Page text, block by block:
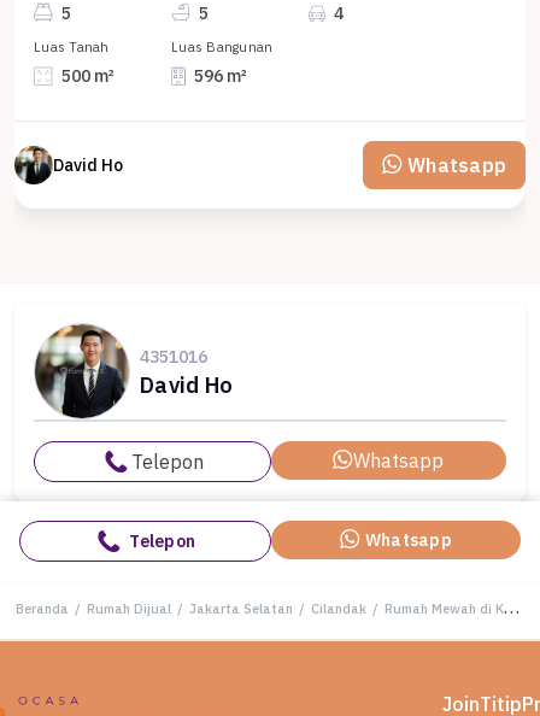
5 5 4
Luas Tanah
500 m²
Luas Bangunan
596 m²
David Ho Whatsapp
4351016
David Ho
Telepon Whatsapp
Telepon Whatsapp
Beranda / Rumah Dijual / Jakarta Selatan / Cilandak / Rumah Mewah di Kawasan Cilandak, Jakarta Selatan, LB 1200m², Harga 120 Miliar
JoinTitip